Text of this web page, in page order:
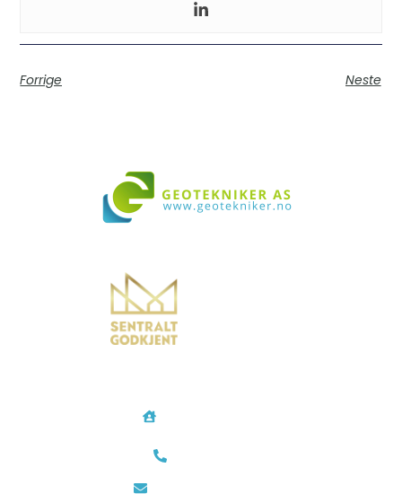
Forrige Neste